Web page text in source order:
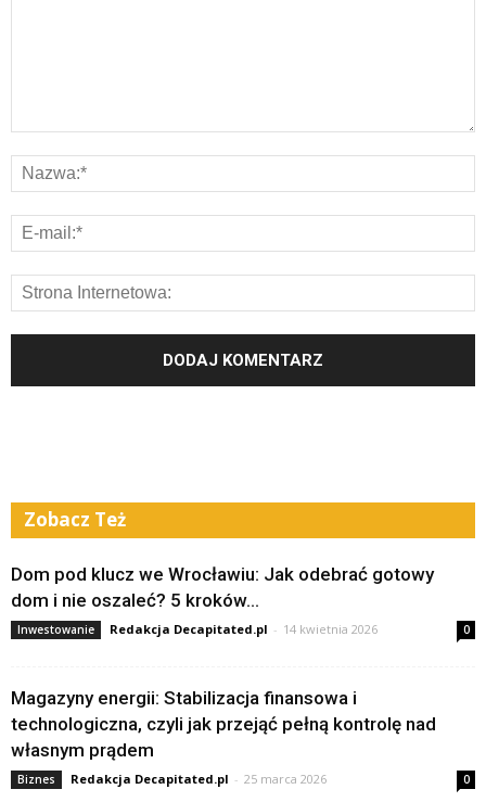
Zobacz Też
Dom pod klucz we Wrocławiu: Jak odebrać gotowy
dom i nie oszaleć? 5 kroków...
Inwestowanie Redakcja Decapitated.pl - 14 kwietnia 2026 0
Magazyny energii: Stabilizacja finansowa i
technologiczna, czyli jak przejąć pełną kontrolę nad
własnym prądem
Biznes Redakcja Decapitated.pl - 25 marca 2026 0